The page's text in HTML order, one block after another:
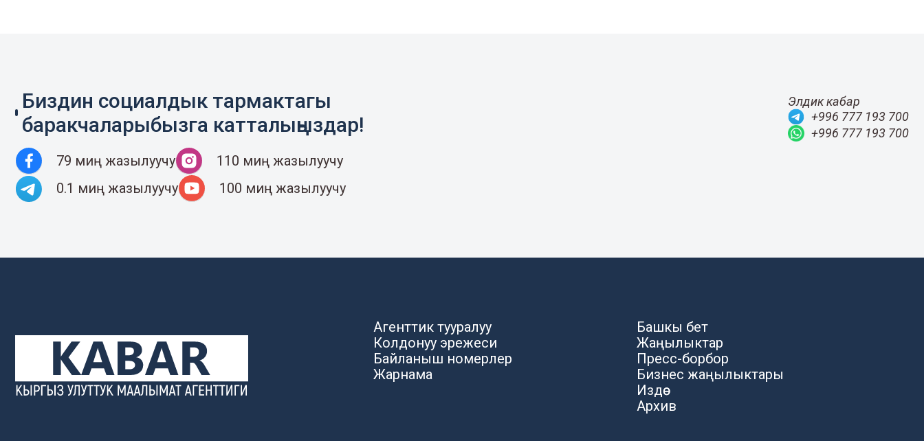
Биздин социалдык тармактагы
баракчаларыбызга катталыңыздар!
79 миң жазылуучу
110 миң жазылуучу
0.1 миң жазылуучу
100 миң жазылуучу
Элдик кабар
+996 777 193 700
+996 777 193 700
Агенттик тууралуу
Колдонуу эрежеси
Байланыш номерлер
Жарнама
Башкы бет
Жаңылыктар
Пресс-борбор
Бизнес жаңылыктары
Издөө
Архив